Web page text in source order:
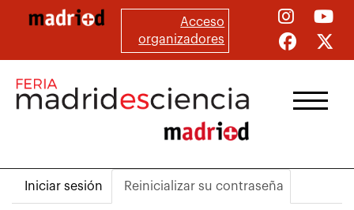
principal
Acceso
organizadores
Solapas
Iniciar sesión Reinicializar su contraseña